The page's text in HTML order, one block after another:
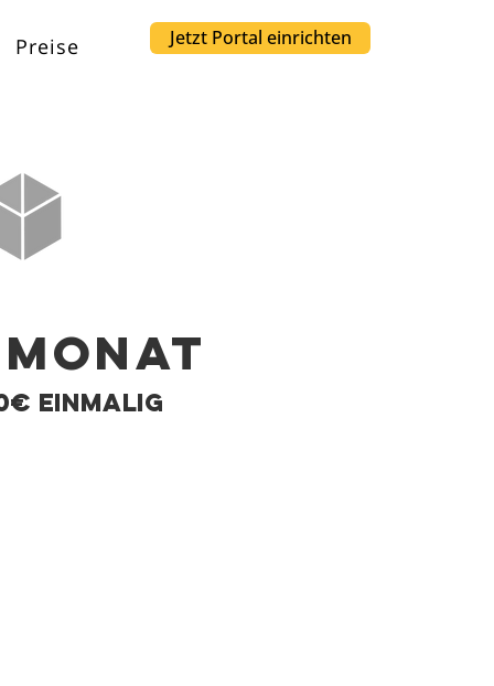
Preise Jetzt Portal einrichten
einmalig